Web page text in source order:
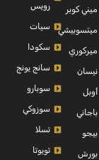
ميني كوبر
ميتسوبيشي
ميركوري
نيسان
أوبل
باجاني
بيجو
بورش
رويس
سيات
سكودا
سانج يونج
سوبارو
سوزوكي
تسلا
تويوتا